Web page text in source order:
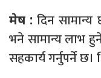
मेष : दिन
भने सामान्य लाभ
सहकार्य गर्नुपर्ने छ।